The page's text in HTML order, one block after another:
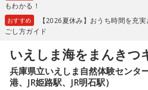
もわかる！
おすすめ
【2026夏休み】おうち時間を充
ごし方ガイド
いえしま海をまんきつ
兵庫県立いえしま自然体験センタ
港、JR姫路駅、JR明石駅）